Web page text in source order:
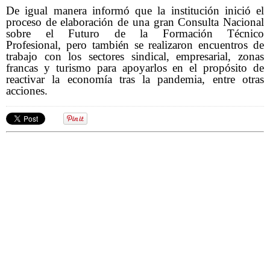
De igual manera informó que la institución inició el
proceso de elaboración de una gran Consulta Nacional
sobre el Futuro de la Formación Técnico
Profesional, pero también se realizaron encuentros de
trabajo con los sectores sindical, empresarial, zonas
francas y turismo para apoyarlos en el propósito de
reactivar la economía tras la pandemia, entre otras
acciones.